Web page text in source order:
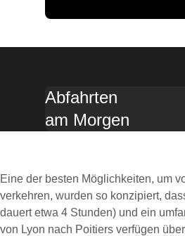
Abfahrten
am Morgen
Eine der besten Möglichkeiten, um
verkehren, wurden so konzipiert,
dauert etwa 4 Stunden) und ein
von Lyon nach Poitiers verfügen